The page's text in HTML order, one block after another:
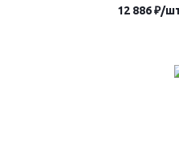
12 886₽/